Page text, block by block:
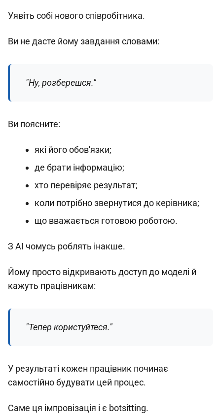
Уявіть собі нового співробітника.
Ви не дасте йому завдання словами:
"Ну, розберешся."
Ви поясните:
які його обов'язки;
де брати інформацію;
хто перевіряє результат;
коли потрібно звернутися до керівника;
що вважається готовою роботою.
З AI чомусь роблять інакше.
Йому просто відкривають доступ до моделі й
кажуть працівникам:
"Тепер користуйтеся."
У результаті кожен працівник починає
самостійно будувати цей процес.
Саме ця імпровізація і є botsitting.